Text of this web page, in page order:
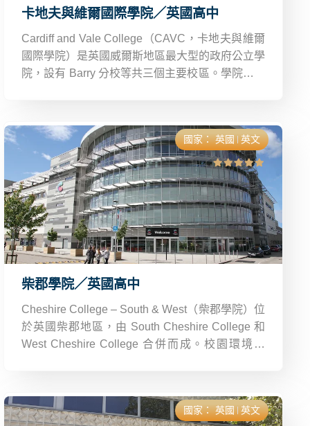
卡地夫與維爾國際學院／英國高中
Cardiff and Vale College（CAVC，卡地夫與維爾
國際學院）是英國威爾斯地區最大型的政府公立學
院，設有 Barry 分校等共三個主要校區。學院環境
國。
國家： 英國 英文
柴郡學院／英國高中
Cheshire College – South & West（柴郡學院）位
於英國柴郡地區，由 South Cheshire College 和
West Cheshire College 合併而成。校園環境優
國家： 英國 英文